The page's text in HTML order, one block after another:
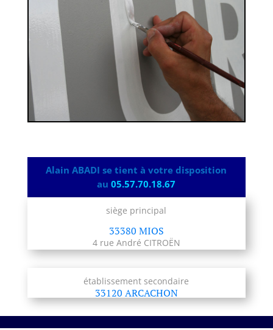
Alain ABADI se tient à votre disposition
au05.57.70.18.67
siège principal
33380 MIOS
4 rue André CITROËN
établissement secondaire
33120 ARCACHON